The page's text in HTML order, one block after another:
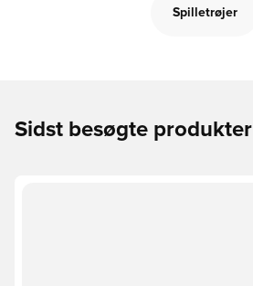
Spilletrøjer
Sidst besøgte produkter